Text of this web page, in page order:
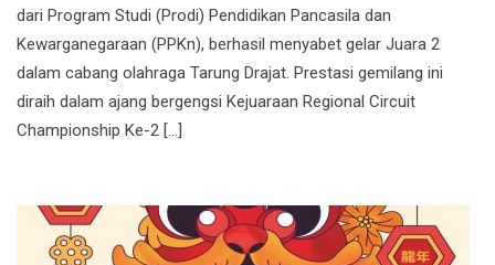
dari Program Studi (Prodi) Pendidikan Pancasila dan
Kewarganegaraan (PPKn), berhasil menyabet gelar Juara 2
dalam cabang olahraga Tarung Drajat. Prestasi gemilang ini
diraih dalam ajang bergengsi Kejuaraan Regional Circuit
Championship Ke-2 […]